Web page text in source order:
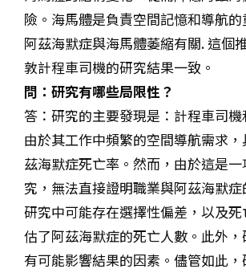
險 。海馬體是負責空間記憶和導航
阿茲海默症與海馬體萎縮有關. 這個
敦計程車司機的研究結果一致 。
問：研究有哪些局限性？
答：研究的主要發現是： 計程車司
由於其工作中頻繁的空間導航需求
茲海默症死亡率 。然而，由於這是
究， 無法直接證明職業與阿茲海默
研究中可能存在選擇性偏差，以及
估了阿茲海默症的死亡人數 。此外
有可能影響結果的因素 。儘管如此